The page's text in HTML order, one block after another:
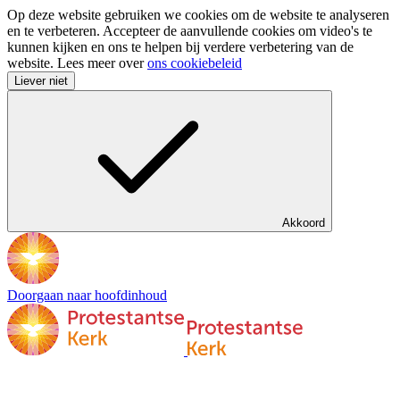
Op deze website gebruiken we cookies om de website te analyseren
en te verbeteren. Accepteer de aanvullende cookies om video's te
kunnen kijken en ons te helpen bij verdere verbetering van de
website. Lees meer overons cookiebeleid
Liever niet
Akkoord
Doorgaan naar hoofdinhoud